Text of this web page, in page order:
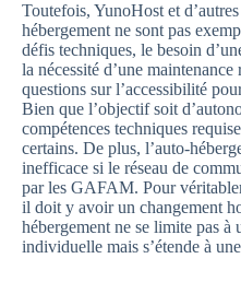
Toutefois, YunoHost et
hébergement ne sont pas
défis techniques, le besoin
la nécessité d’une
questions sur l’accessibilité
Bien que l’objectif soit
compétences techniques
certains. De plus, l’auto-
inefficace si le réseau de
par les GAFAM. Pour
il doit y avoir un changement
hébergement ne se limite pas à
individuelle mais s’étende à